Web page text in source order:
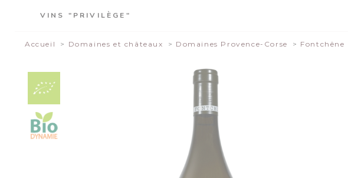
VINS "PRIVILÈGE"
Accueil Domaines et châteaux Domaines Provence-Corse Fontchêne